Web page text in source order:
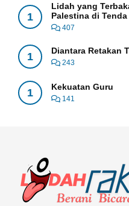
1
Lidah yang
Palestina di
407
1 Diantara Retakan
243
1 Kekuatan Guru
141